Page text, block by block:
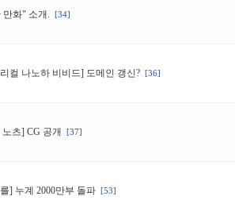
만화" 소개. [34]
컬 나노하 비비드] 도메인 갱신? [36]
츠] CG 공개 [37]
] 누계 2000만부 돌파 [53]